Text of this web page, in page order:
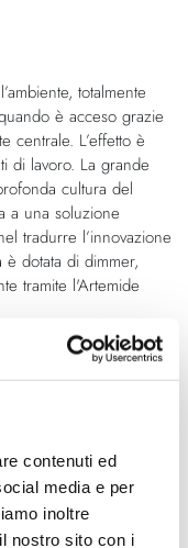
contenuti ed
media e per
inoltre
nostro sito con i
totalmente
è acceso grazie
centrale. L’effetto è
di lavoro. La grande
cultura del
a una soluzione
tradurre l’innovazione
dotata di dimmer,
tramite l'Artemide
la finitura del prodotto
Gismondi